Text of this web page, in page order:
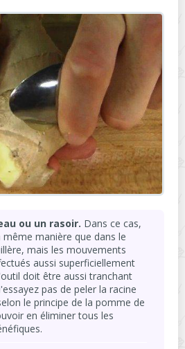
ou un rasoir. Dans ce cas,
manière que dans le
mais les mouvements
aussi superficiellement
doit être aussi tranchant
pas de peler la racine
le principe de la pomme de
en éliminer tous les